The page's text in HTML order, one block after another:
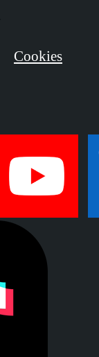
Cookies